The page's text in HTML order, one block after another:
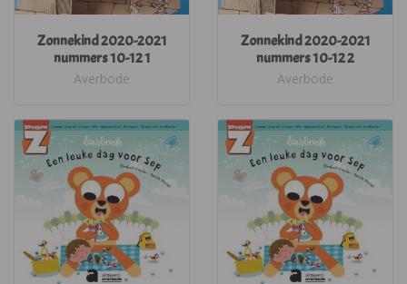
Zonnekind 2020-2021
nummers 10-12 1
Averbode
Zonnekind 2020-2021
nummers 10-12 2
Averbode